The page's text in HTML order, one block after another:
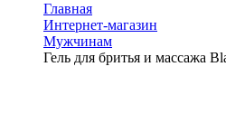
Главная
Интернет-магазин
Мужчинам
Гель для бритья и массажа